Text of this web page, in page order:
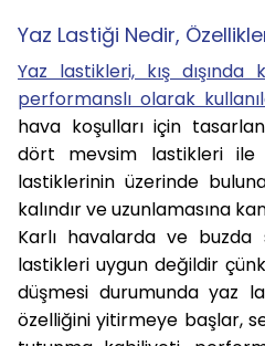
Yaz Lastiği Nedir,
Yaz lastikleri, kış
performanslı olarak
hava koşulları için
dört mevsim lastikleri ile
lastiklerinin üzerinde
kalındır ve uzunlamasına
Karlı havalarda ve buzda
lastikleri uygun değildir
düşmesi durumunda yaz
özelliğini yitirmeye başlar,